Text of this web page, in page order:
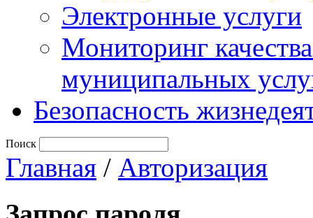
Электронные услуги
Мониторинг
муниципальных
Безопасность
Поиск
Главная / Авторизация